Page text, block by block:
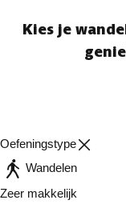
Kies je
Oefeningstype
Wandelen
Zeer makkelijk